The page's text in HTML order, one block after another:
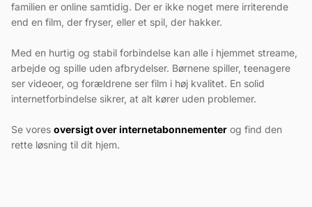
familien er online samtidig. Der er ikke noget mere irriterende
end en film, der fryser, eller et spil, der hakker.
Med en hurtig og stabil forbindelse kan alle i hjemmet streame,
arbejde og spille uden afbrydelser. Børnene spiller, teenagere
ser videoer, og forældrene ser film i høj kvalitet. En solid
internetforbindelse sikrer, at alt kører uden problemer.
Se vores oversigt over internetabonnementer og find den
rette løsning til dit hjem.